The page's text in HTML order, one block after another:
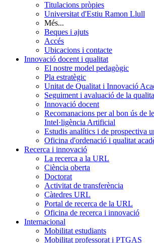
Titulacions pròpies
Universitat d'Estiu Ramon Llull
Més...
Beques i ajuts
Accés
Ubicacions i contacte
Innovació docent i qualitat
El nostre model pedagògic
Pla estratègic
Unitat de Qualitat i Innovació
Seguiment i avaluació de la
Innovació docent
Recomanacions per al bon ús de
Intel·ligència Artificial
Estudis analítics i de prospectiva
Oficina d'ordenació i qualitat
Recerca i innovació
La recerca a la URL
Ciència oberta
Doctorat
Activitat de transferència
Càtedres URL
Portal de recerca de la URL
Oficina de recerca i innovació
Internacional
Mobilitat estudiants
Mobilitat professorat i PTGAS